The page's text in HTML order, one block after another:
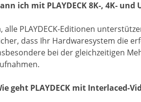
ich mit PLAYDECK 8K-, 4K-
alle PLAYDECK-Editionen
dass Ihr Hardwaresystem die
bei der gleichzeitigen
geht PLAYDECK mit Interlaced-